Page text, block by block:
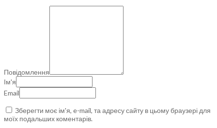
Повідомлення
Ім'я
Email
Зберегти моє ім'я, e-mail, та адресу сайту в цьому браузері для
моїх подальших коментарів.